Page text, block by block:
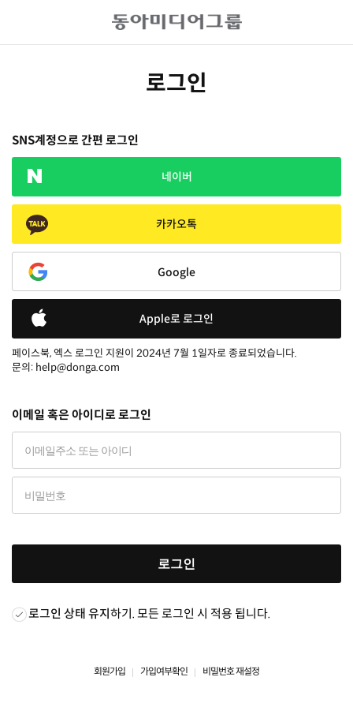
로그인
SNS계정으로 간편 로그인
네이버
카카오톡
Google
Apple로 로그인
페이스북, 엑스 로그인 지원이 2024년 7월 1일자로 종료되었습니다.
문의: help@donga.com
이메일 혹은 아이디로 로그인
로그인
로그인 상태 유지하기. 모든 로그인 시 적용 됩니다.
회원가입 가입여부확인 비밀번호 재설정